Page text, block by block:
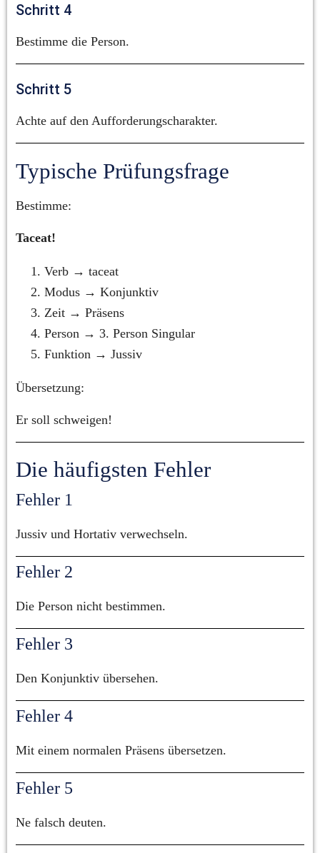
Schritt 4
Bestimme die Person.
Schritt 5
Achte auf den Aufforderungscharakter.
Typische Prüfungsfrage
Bestimme:
Taceat!
Verb → taceat
Modus → Konjunktiv
Zeit → Präsens
Person → 3. Person Singular
Funktion → Jussiv
Übersetzung:
Er soll schweigen!
Die häufigsten Fehler
Fehler 1
Jussiv und Hortativ verwechseln.
Fehler 2
Die Person nicht bestimmen.
Fehler 3
Den Konjunktiv übersehen.
Fehler 4
Mit einem normalen Präsens übersetzen.
Fehler 5
Ne falsch deuten.